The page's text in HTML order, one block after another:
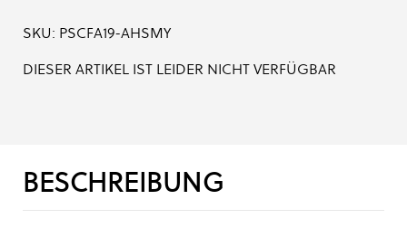
SKU: PSCFA19-AHSMY
DIESER ARTIKEL IST LEIDER NICHT VERFÜGBAR
BESCHREIBUNG